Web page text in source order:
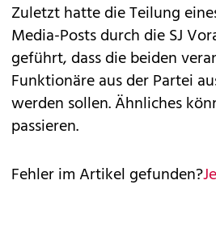
Zuletzt hatte die Teilung
Media-Posts durch die SJ
geführt, dass die beiden
Funktionäre aus der Partei
werden sollen. Ähnliches
passieren.
Fehler im Artikel gefunden?